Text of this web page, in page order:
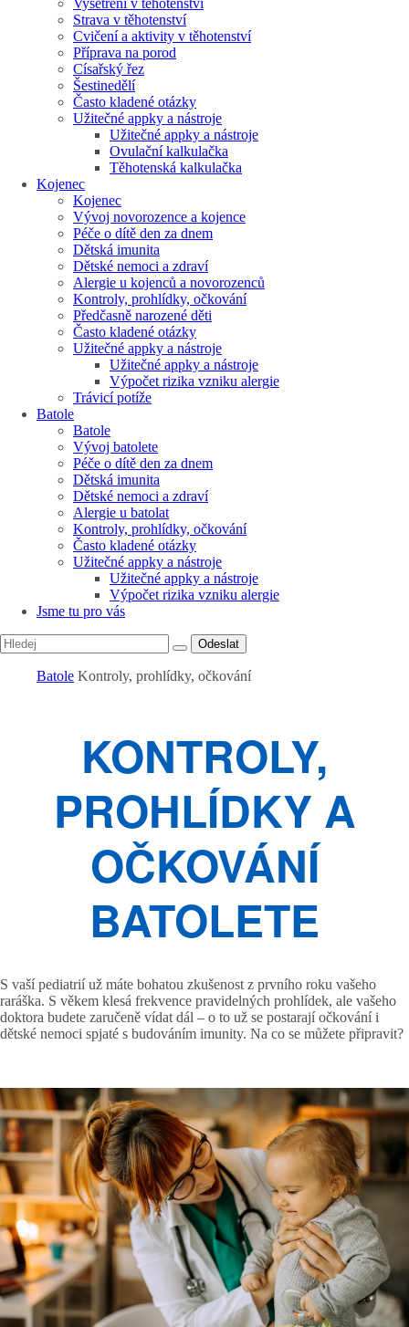
Strava v těhotenství
Cvičení a aktivity v těhotenství
Příprava na porod
Císařský řez
Šestinedělí
Často kladené otázky
Užitečné appky a nástroje
Užitečné appky a nástroje
Ovulační kalkulačka
Těhotenská kalkulačka
Kojenec
Kojenec
Vývoj novorozence a kojence
Péče o dítě den za dnem
Dětská imunita
Dětské nemoci a zdraví
Alergie u kojenců a novorozenců
Kontroly, prohlídky, očkování
Předčasně narozené děti
Často kladené otázky
Užitečné appky a nástroje
Užitečné appky a nástroje
Výpočet rizika vzniku alergie
Trávicí potíže
Batole
Batole
Vývoj batolete
Péče o dítě den za dnem
Dětská imunita
Dětské nemoci a zdraví
Alergie u batolat
Kontroly, prohlídky, očkování
Často kladené otázky
Užitečné appky a nástroje
Užitečné appky a nástroje
Výpočet rizika vzniku alergie
Jsme tu pro vás
Odeslat
Batole Kontroly, prohlídky, očkování
KONTROLY,
PROHLÍDKY A
OČKOVÁNÍ
BATOLETE
S vaší pediatrií už máte bohatou zkušenost z prvního roku vašeho
raráška. S věkem klesá frekvence pravidelných prohlídek, ale vašeho
doktora budete zaručeně vídat dál – o to už se postarají očkování i
dětské nemoci spjaté s budováním imunity. Na co se můžete připravit?